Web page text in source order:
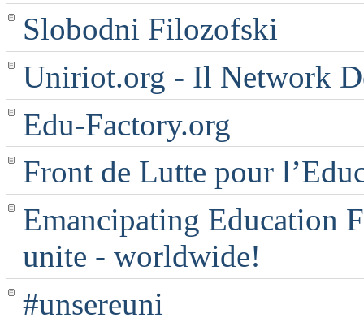
Slobodni Filozofski
Uniriot.org - Il Network
Edu-Factory.org
Front de Lutte pour
Emancipating Education
unite - worldwide!
#unsereuni